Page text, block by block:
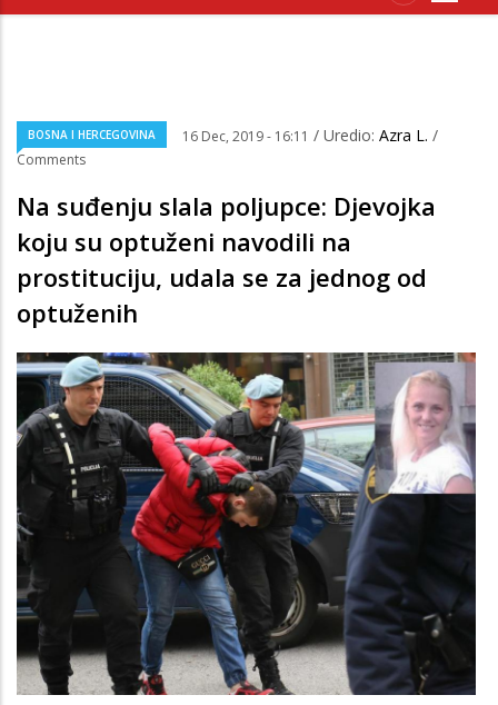
BOSNA I HERCEGOVINA 16 Dec, 2019 - 16:11 / Uredio: Azra L. /
Comments
Na suđenju slala poljupce: Djevojka
koju su optuženi navodili na
prostituciju, udala se za jednog od
optuženih